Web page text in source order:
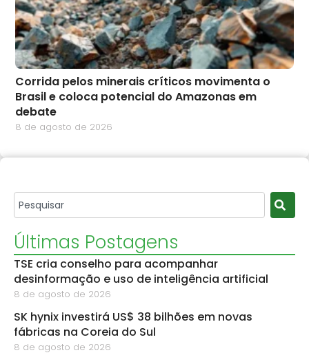
Corrida pelos minerais críticos movimenta o
Brasil e coloca potencial do Amazonas em
debate
8 de agosto de 2026
Últimas Postagens
TSE cria conselho para acompanhar
desinformação e uso de inteligência artificial
8 de agosto de 2026
SK hynix investirá US$ 38 bilhões em novas
fábricas na Coreia do Sul
8 de agosto de 2026